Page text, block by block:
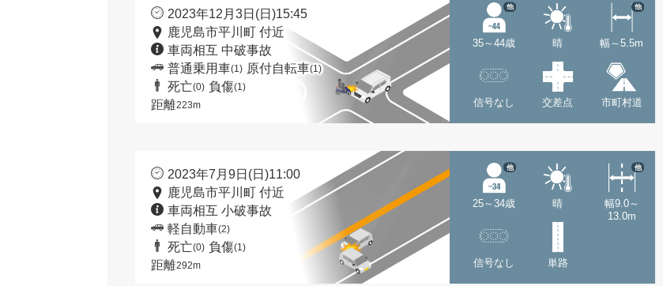
2023年12月3日(日)15:45
鹿児島市平川町 付近
車両相互 中破事故
普通乗用車(1) 原付自転車(1)
死亡(0) 負傷(1)
距離223m
35～44歳
他
晴 幅～5.5m
他
信号なし 交差点 市町村道
2023年7月9日(日)11:00
鹿児島市平川町 付近
車両相互 小破事故
軽自動車(2)
死亡(0) 負傷(1)
距離292m
25～34歳
他
晴
幅9.0～
13.0m
他
信号なし 単路